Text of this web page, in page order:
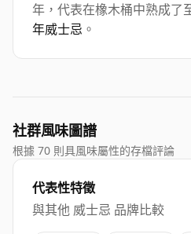
年，代表在橡木桶中熟成了
年威士忌 。
社群風味圖譜
根據 70 則具風味屬性的存檔評論
代表性特徵
與其他 威士忌 品牌比較